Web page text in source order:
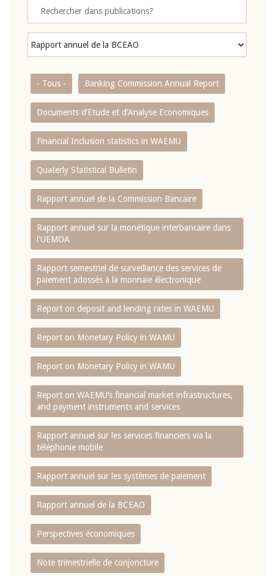
- Tous - Banking Commission Annual Report
Documents d’Etude et d’Analyse Economiques
Financial Inclusion statistics in WAEMU
Quaterly Statistical Bulletin
Rapport annuel de la Commission Bancaire
Rapport annuel sur la monétique interbancaire dans
l'UEMOA
Rapport semestriel de surveillance des services de
paiement adossés à la monnaie électronique
Report on deposit and lending rates in WAEMU
Report on Monetary Policy in WAMU
Report on Monetary Policy in WAMU
Report on WAEMU’s financial market infrastructures,
and payment instruments and services
Rapport annuel sur les services financiers via la
téléphonie mobile
Rapport annuel sur les systèmes de paiement
Rapport annuel de la BCEAO
Perspectives économiques
Note trimestrielle de conjoncture